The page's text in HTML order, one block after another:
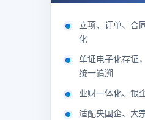
立项、订单、合
化
单证电子化存证
统一追溯
业财一体化、银
适配央国企、大